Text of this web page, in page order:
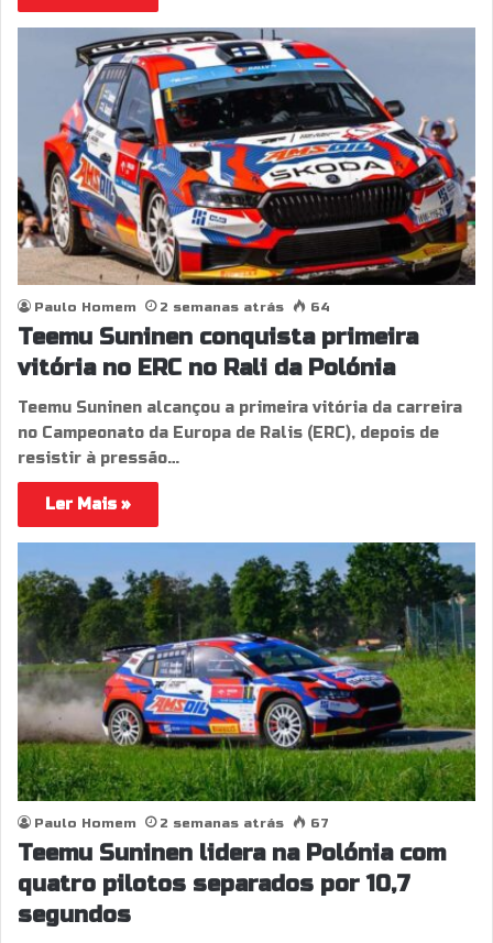
Paulo Homem 2 semanas atrás 64
Teemu Suninen conquista primeira
vitória no ERC no Rali da Polónia
Teemu Suninen alcançou a primeira vitória da carreira
no Campeonato da Europa de Ralis (ERC), depois de
resistir à pressão…
Ler Mais »
Paulo Homem 2 semanas atrás 67
Teemu Suninen lidera na Polónia com
quatro pilotos separados por 10,7
segundos